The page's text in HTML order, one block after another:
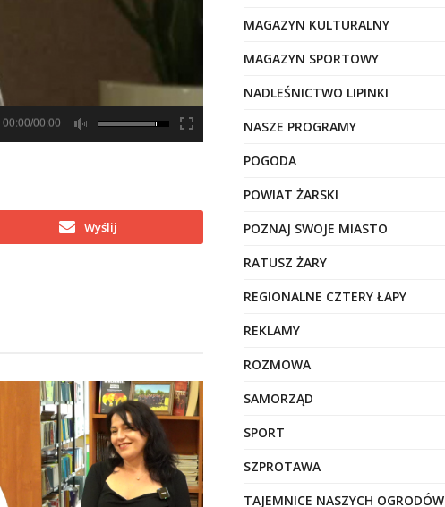
00:00/00:00
Wyślij
MAGAZYN KULTURALNY
MAGAZYN SPORTOWY
NADLEŚNICTWO LIPINKI
NASZE PROGRAMY
POGODA
POWIAT ŻARSKI
POZNAJ SWOJE MIASTO
RATUSZ ŻARY
REGIONALNE CZTERY ŁAPY
REKLAMY
ROZMOWA
SAMORZĄD
SPORT
SZPROTAWA
TAJEMNICE NASZYCH OGRODÓW